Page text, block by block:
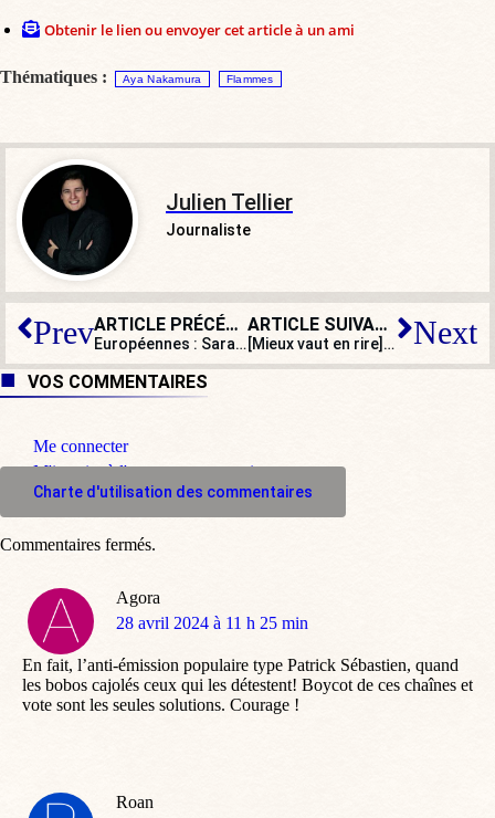
Obtenir le lien ou envoyer cet article à un ami
Thématiques : Aya Nakamura Flammes
Julien Tellier
Journaliste
Prev ARTICLE PRÉCÉDENT
Européennes : Sarah Knafo sera en troisième position sur la liste Reconquête
ARTICLE SUIVANT
[Mieux vaut en rire] Macron marque un but face à un gardien… immobile ! Next
VOS COMMENTAIRES
Me connecter
M'inscrire à l'espace commentaire
Charte d'utilisation des commentaires
Agora
dit
28 avril 2024 à 11 h 25 min
En fait, l’anti-émission populaire type Patrick Sébastien, quand
les bobos cajolés ceux qui les détestent! Boycot de ces chaînes et
vote sont les seules solutions. Courage !
Roan
Commentaires fermés.